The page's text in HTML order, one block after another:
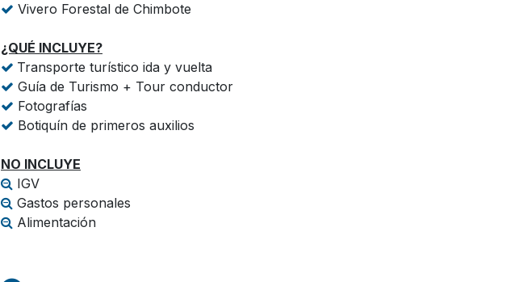
Vivero Forestal de Chimbote
¿QUÉ INCLUYE?
Transporte turístico ida y vuelta
Guía de Turismo + Tour conductor
Fotografías
Botiquín de primeros auxilios
NO INCLUYE
IGV
Gastos personales
Alimentación